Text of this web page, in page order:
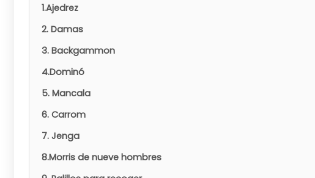
1.Ajedrez
2. Damas
3. Backgammon
4.Dominó
5. Mancala
6. Carrom
7. Jenga
8.Morris de nueve hombres